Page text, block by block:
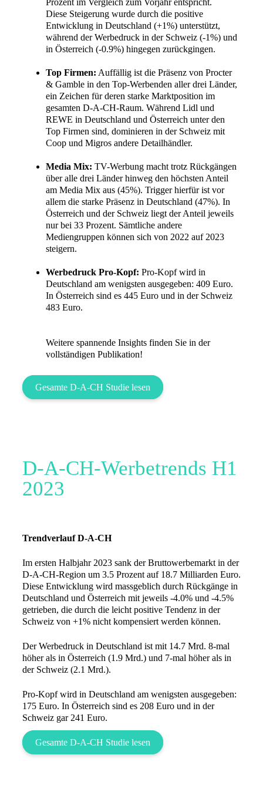
Prozent im Vergleich zum Vorjahr entspricht.
Diese Steigerung wurde durch die positive
Entwicklung in Deutschland (+1%) unterstützt,
während der Werbedruck in der Schweiz (-1%) und
in Österreich (-0.9%) hingegen zurückgingen.
Top Firmen: Auffällig ist die Präsenz von Procter
& Gamble in den Top-Werbenden aller drei Länder,
ein Zeichen für deren starke Marktposition im
gesamten D-A-CH-Raum. Während Lidl und
REWE in Deutschland und Österreich unter den
Top Firmen sind, dominieren in der Schweiz mit
Coop und Migros andere Detailhändler.
Media Mix: TV-Werbung macht trotz Rückgängen
über alle drei Länder hinweg den höchsten Anteil
am Media Mix aus (45%). Trigger hierfür ist vor
allem die starke Präsenz in Deutschland (47%). In
Österreich und der Schweiz liegt der Anteil jeweils
nur bei 33 Prozent. Sämtliche andere
Mediengruppen können sich von 2022 auf 2023
steigern.
Werbedruck Pro-Kopf: Pro-Kopf wird in
Deutschland am wenigsten ausgegeben: 409 Euro.
In Österreich sind es 445 Euro und in der Schweiz
483 Euro.
Weitere spannende Insights finden Sie in der
vollständigen Publikation!
Gesamte D-A-CH Studie lesen
D-A-CH-Werbetrends H1
2023
Trendverlauf D-A-CH
Im ersten Halbjahr 2023 sank der Bruttowerbemarkt in der
D-A-CH-Region um 3.5 Prozent auf 18.7 Milliarden Euro.
Diese Entwicklung wird massgeblich durch Rückgänge in
Deutschland und Österreich mit jeweils -4.0% und -4.5%
getrieben, die durch die leicht positive Tendenz in der
Schweiz von +1% nicht kompensiert werden können.
Der Werbedruck in Deutschland ist mit 14.7 Mrd. 8-mal
höher als in Österreich (1.9 Mrd.) und 7-mal höher als in
der Schweiz (2.1 Mrd.).
Pro-Kopf wird in Deutschland am wenigsten ausgegeben:
175 Euro. In Österreich sind es 208 Euro und in der
Schweiz gar 241 Euro.
Gesamte D-A-CH Studie lesen